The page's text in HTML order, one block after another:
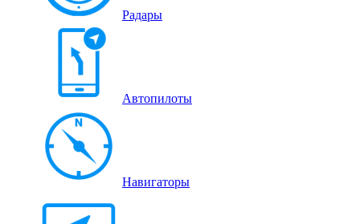
Радары
Автопилоты
Навигаторы